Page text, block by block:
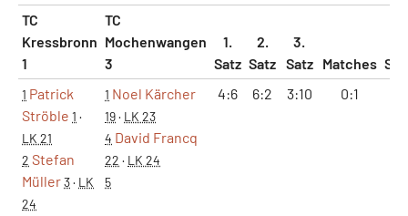
TC
Kressbronn
1
TC
Mochenwangen
3
1.
Satz
2.
Satz
3.
Satz
Matches
1 Patrick
Ströble 1 ·
LK 21
2 Stefan
Müller3· LK
24
1 Noel Kärcher
19· LK 23
4 David Francq
22 · LK 24
5
4:6 6:2 3:10 0:1